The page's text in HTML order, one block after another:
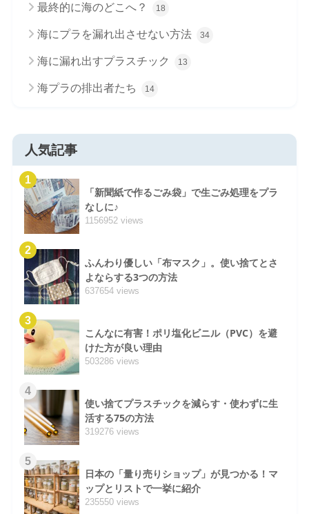
最終的に海のどこへ？ 18
海にプラを漏れ出させない方法 34
海に漏れ出すプラスチック 13
海プラの排出者たち 14
人気記事
1
「新聞紙で作るごみ袋」で生ごみ処理をプラ
なしに♪
1156952 views
2
ふんわり優しい「布マスク」。使い捨てとさ
よならする3つの方法
637654 views
3
こんなに有害！ポリ塩化ビニル（PVC）を避
けた方が良い理由
503286 views
4
使い捨てプラスチックを減らす・使わずに生
活する75の方法
319276 views
5
日本の「量り売りショップ」が見つかる！マ
ップとリストで一挙に紹介
235550 views